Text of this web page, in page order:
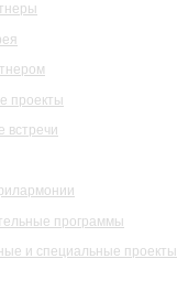
проекты
встречи
программы
и специальные проекты